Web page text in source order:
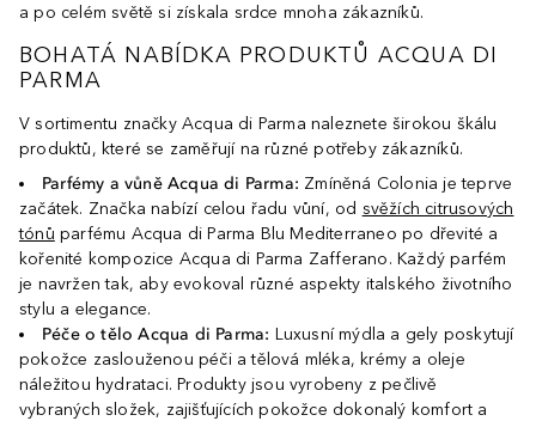
a po celém světě si získala srdce mnoha zákazníků.
BOHATÁ NABÍDKA PRODUKTŮ ACQUA DI
PARMA
V sortimentu značky Acqua di Parma naleznete širokou škálu
produktů, které se zaměřují na různé potřeby zákazníků.
Parfémy a vůně Acqua di Parma: Zmíněná Colonia je teprve
začátek. Značka nabízí celou řadu vůní, od svěžích citrusových
tónů parfému Acqua di Parma Blu Mediterraneo po dřevité a
kořenité kompozice Acqua di Parma Zafferano. Každý parfém
je navržen tak, aby evokoval různé aspekty italského životního
stylu a elegance.
Péče o tělo Acqua di Parma: Luxusní mýdla a gely poskytují
pokožce zaslouženou péči a tělová mléka, krémy a oleje
náležitou hydrataci. Produkty jsou vyrobeny z pečlivě
vybraných složek, zajišťujících pokožce dokonalý komfort a